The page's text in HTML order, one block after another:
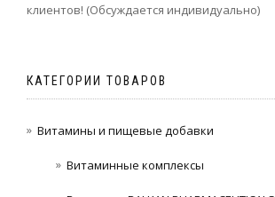
клиентов! (Обсуждается индивидуально)
КАТЕГОРИИ ТОВАРОВ
Витамины и пищевые добавки
Витаминные комплексы